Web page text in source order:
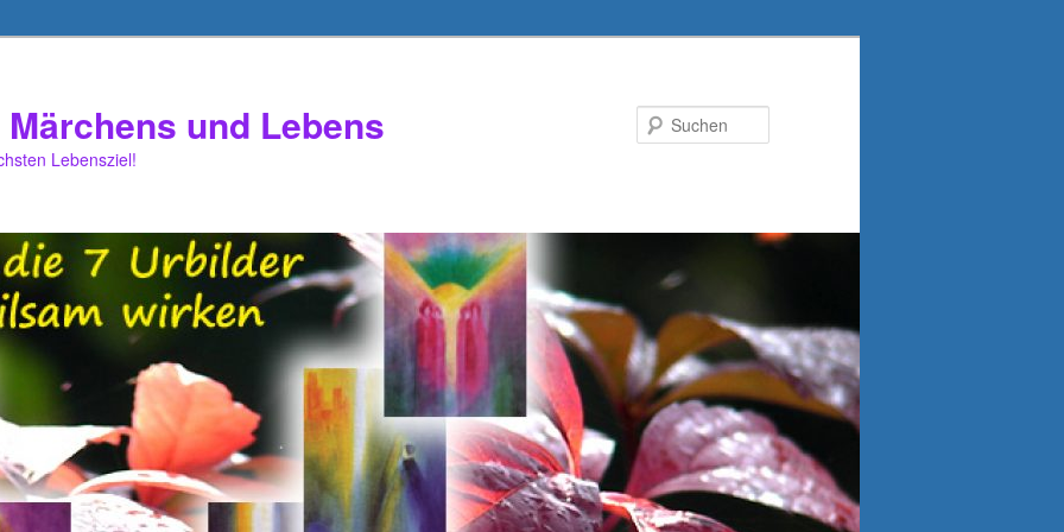
und Lebens
Lebensziel!